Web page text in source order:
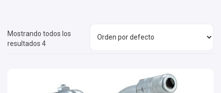
Mostrando todos los
resultados 4